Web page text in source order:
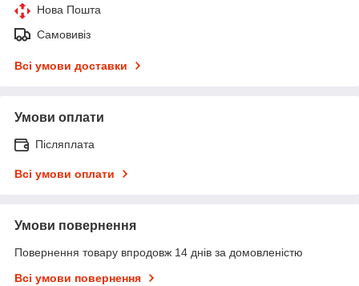
Нова Пошта
Самовивіз
Всі умови доставки
Умови оплати
Післяплата
Всі умови оплати
Умови повернення
Повернення товару впродовж 14 днів за домовленістю
Всі умови повернення